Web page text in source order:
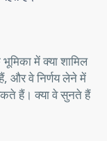
में क्या शामिल
और वे निर्णय लेने में
हैं। क्या वे सुनते हैं